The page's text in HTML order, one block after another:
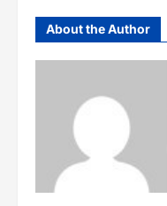
About the Author